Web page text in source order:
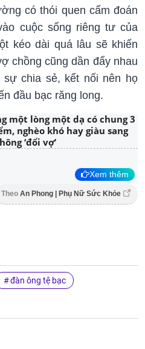
có thói quen cấm đoán
cuộc sống riêng tư của
kéo dài quá lâu sẽ khiến
chồng cũng dần đẩy nhau
chia sẻ, kết nối nên họ
đầu bạc răng long.
một lòng một dạ có chung 3
nghèo khó hay giàu sang
‘đổi vợ’
Xem thêm
Theo An Phong | Phụ Nữ Sức Khỏe
đàn ông tệ bạc